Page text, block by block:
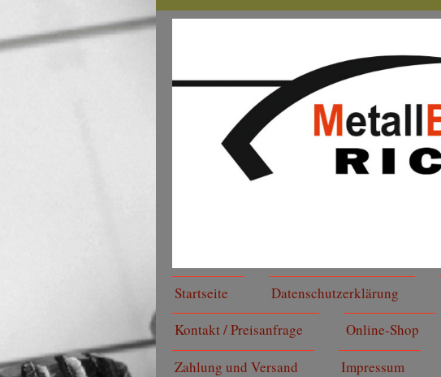
Startseite Datenschutzerklärung
Kontakt / Preisanfrage
Online-Shop
Zahlung und Versand
Impressum